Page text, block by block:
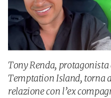
Tony Renda,
Temptation Island, torna
relazione con l’ex